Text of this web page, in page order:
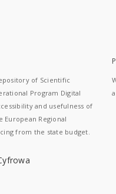
of Scientific
Program Digital
and usefulness of
Regional
from the state budget.